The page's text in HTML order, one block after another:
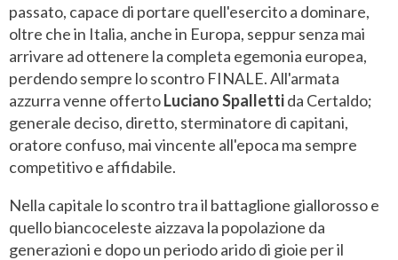
passato, capace di portare quell'esercito a dominare,
oltre che in Italia, anche in Europa, seppur senza mai
arrivare ad ottenere la completa egemonia europea,
perdendo sempre lo scontro FINALE. All'armata
azzurra venne offertoLuciano Spallettida Certaldo;
generale deciso, diretto, sterminatore di capitani,
oratore confuso, mai vincente all'epoca ma sempre
competitivo e affidabile.
Nella capitale lo scontro tra il battaglione giallorosso e
quello biancoceleste aizzava la popolazione da
generazioni e dopo un periodo arido di gioie per il